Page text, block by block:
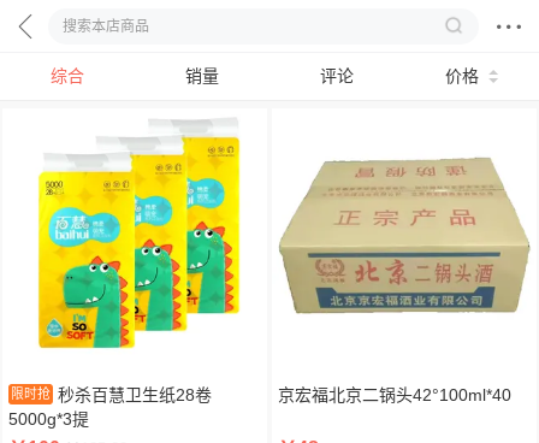
综合 销量 评论 价格
限时抢 秒杀百慧卫生纸28卷
5000g*3提
京宏福北京二锅头42°100ml*40